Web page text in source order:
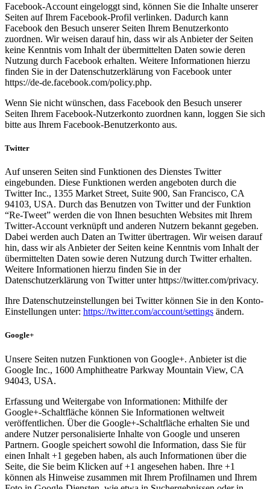
Facebook-Account eingeloggt sind, können Sie die Inhalte unserer
Seiten auf Ihrem Facebook-Profil verlinken. Dadurch kann
Facebook den Besuch unserer Seiten Ihrem Benutzerkonto
zuordnen. Wir weisen darauf hin, dass wir als Anbieter der Seiten
keine Kenntnis vom Inhalt der übermittelten Daten sowie deren
Nutzung durch Facebook erhalten. Weitere Informationen hierzu
finden Sie in der Datenschutzerklärung von Facebook unter
https://de-de.facebook.com/policy.php.
Wenn Sie nicht wünschen, dass Facebook den Besuch unserer
Seiten Ihrem Facebook-Nutzerkonto zuordnen kann, loggen Sie sich
bitte aus Ihrem Facebook-Benutzerkonto aus.
Twitter
Auf unseren Seiten sind Funktionen des Dienstes Twitter
eingebunden. Diese Funktionen werden angeboten durch die
Twitter Inc., 1355 Market Street, Suite 900, San Francisco, CA
94103, USA. Durch das Benutzen von Twitter und der Funktion
“Re-Tweet” werden die von Ihnen besuchten Websites mit Ihrem
Twitter-Account verknüpft und anderen Nutzern bekannt gegeben.
Dabei werden auch Daten an Twitter übertragen. Wir weisen darauf
hin, dass wir als Anbieter der Seiten keine Kenntnis vom Inhalt der
übermittelten Daten sowie deren Nutzung durch Twitter erhalten.
Weitere Informationen hierzu finden Sie in der
Datenschutzerklärung von Twitter unter https://twitter.com/privacy.
Ihre Datenschutzeinstellungen bei Twitter können Sie in den Konto-
Einstellungen unter: https://twitter.com/account/settings ändern.
Google+
Unsere Seiten nutzen Funktionen von Google+. Anbieter ist die
Google Inc., 1600 Amphitheatre Parkway Mountain View, CA
94043, USA.
Erfassung und Weitergabe von Informationen: Mithilfe der
Google+-Schaltfläche können Sie Informationen weltweit
veröffentlichen. Über die Google+-Schaltfläche erhalten Sie und
andere Nutzer personalisierte Inhalte von Google und unseren
Partnern. Google speichert sowohl die Information, dass Sie für
einen Inhalt +1 gegeben haben, als auch Informationen über die
Seite, die Sie beim Klicken auf +1 angesehen haben. Ihre +1
können als Hinweise zusammen mit Ihrem Profilnamen und Ihrem